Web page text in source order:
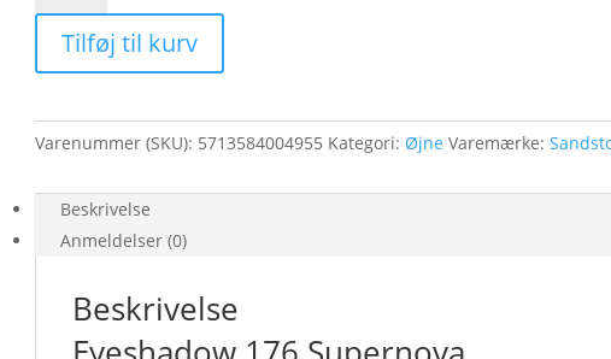
Supernova
antalTilføj til kurv
Varenummer (SKU): 5713584004955 Kategori: Øjne Varemærke:
Beskrivelse
Anmeldelser (0)
Beskrivelse